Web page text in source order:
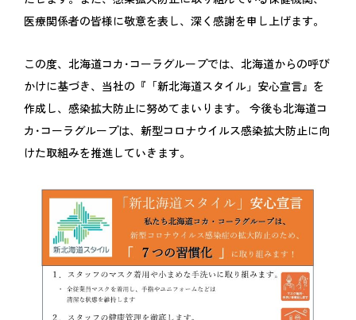
医療関係者の皆様に敬意を表し、深く感謝を申し上げます。
この度、北海道コカ･コーラグループでは、北海道からの呼び
かけに基づき、当社の『「新北海道スタイル」安心宣言』を
作成し、感染拡大防止に努めてまいります。 今後も北海道コ
カ･コーラグループは、新型コロナウイルス感染拡大防止に向
けた取組みを推進していきます。